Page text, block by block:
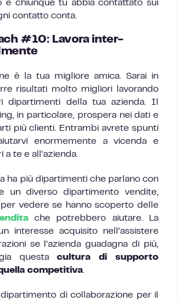
e chiunque tu abbia contattato sui
contatto conta.
#10: Lavora inter-
è la tua migliore amica. Sarai in
risultati molto migliori lavorando
dipartimenti della tua azienda. Il
in particolare, prospera nei dati e
più clienti. Entrambi avrete spunti
enormemente a vicenda e
te e all’azienda.
ha più dipartimenti che parlano con
un diverso dipartimento vendite,
per vedere se hanno scoperto delle
che potrebbero aiutare. La
interesse acquisito nell’assistere
se l’azienda guadagna di più,
questacultura di supporto
competitiva
di collaborazione per il